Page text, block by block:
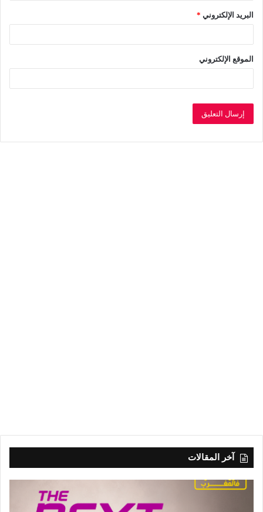
البريد الإلكتروني *
الموقع الإلكتروني
آخر المقالات